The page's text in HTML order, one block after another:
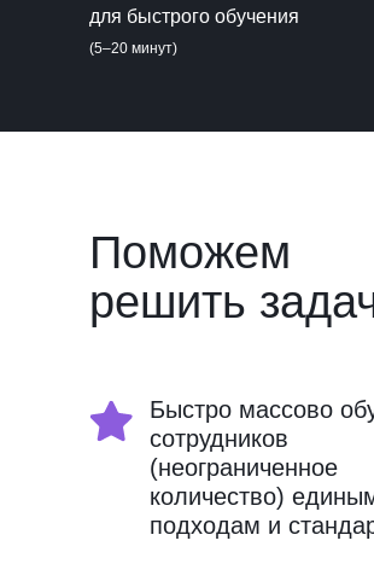
для быстрого обучения
(5–20 минут)
Поможем
решить
Быстро массово
сотрудников
(неограниченное
количество)
подходам и